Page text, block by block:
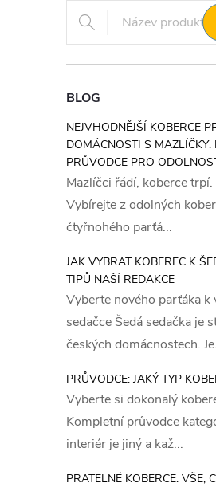
BLOG
NEJVHODNĚJŠÍ KOBERCE
DOMÁCNOSTI S MAZLÍČKY:
PRŮVODCE PRO
Mazlíčci řádí, koberce
Vybírejte z odolných
čtyřnohého parťá...
JAK VYBRAT KOBEREC K
TIPŮ NAŠÍ REDAKCE
Vyberte nového parťáka k
sedačce Šedá sedačka je
českých domácnostech.
PRŮVODCE: JAKÝ TYP
Vyberte si dokonalý
Kompletní průvodce
interiér je jiný a kaž...
PRATELNÉ KOBERCE: VŠE,